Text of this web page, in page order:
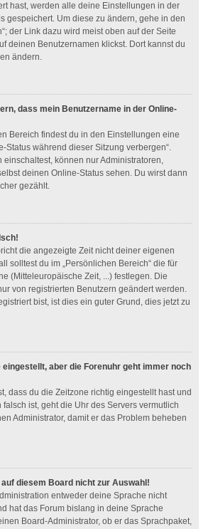
hast, werden alle deine Einstellungen in der
gespeichert. Um diese zu ändern, gehe in den
der Link dazu wird meist oben auf der Seite
deinen Benutzernamen klickst. Dort kannst du
ändern.
dass mein Benutzername in der Online-
Bereich findest du in den Einstellungen eine
Status während dieser Sitzung verbergen“.
einschaltest, können nur Administratoren,
deinen Online-Status sehen. Du wirst dann
gezählt.
die angezeigte Zeit nicht deiner eigenen
solltest du im „Persönlichen Bereich“ die für
(Mitteleuropäische Zeit, ...) festlegen. Die
von registrierten Benutzern geändert werden.
bist, ist dies ein guter Grund, dies jetzt zu
eingestellt, aber die Forenuhr geht immer noch
dass du die Zeitzone richtig eingestellt hast und
falsch ist, geht die Uhr des Servers vermutlich
Administrator, damit er das Problem beheben
diesem Board nicht zur Auswahl!
entweder deine Sprache nicht
hat das Forum bislang in deine Sprache
Board-Administrator, ob er das Sprachpaket,